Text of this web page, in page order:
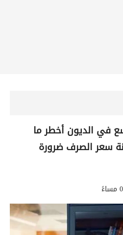
في الديون أخطر ما
سعر الصرف ضرورة